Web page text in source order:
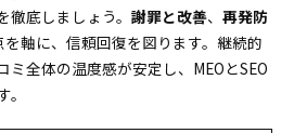
底しましょう。 謝罪と改善、 再発防
を軸に、信頼回復を図ります。継続的
ミ全体の温度感が安定し、MEOとSEO